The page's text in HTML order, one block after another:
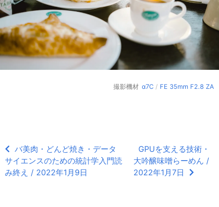
撮影機材 α7C / FE 35mm F2.8 ZA
バ美肉・どんど焼き・データ
サイエンスのための統計学入門読
み終え / 2022年1月9日
GPUを支える技術・
大吟醸味噌らーめん /
2022年1月7日